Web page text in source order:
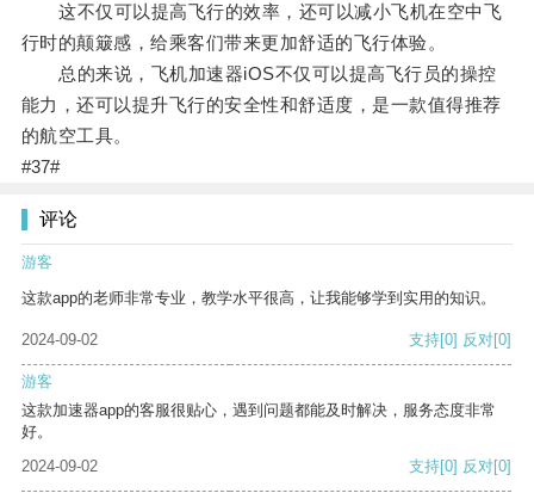
这不仅可以提高飞行的效率，还可以减小飞机在空中飞
行时的颠簸感，给乘客们带来更加舒适的飞行体验。
总的来说，飞机加速器iOS不仅可以提高飞行员的操控
能力，还可以提升飞行的安全性和舒适度，是一款值得推荐
的航空工具。
#37#
评论
游客
这款app的老师非常专业，教学水平很高，让我能够学到实用的知识。
2024-09-02 支持[0] 反对[0]
游客
这款加速器app的客服很贴心，遇到问题都能及时解决，服务态度非常
好。
2024-09-02
支持[0] 反对[0]